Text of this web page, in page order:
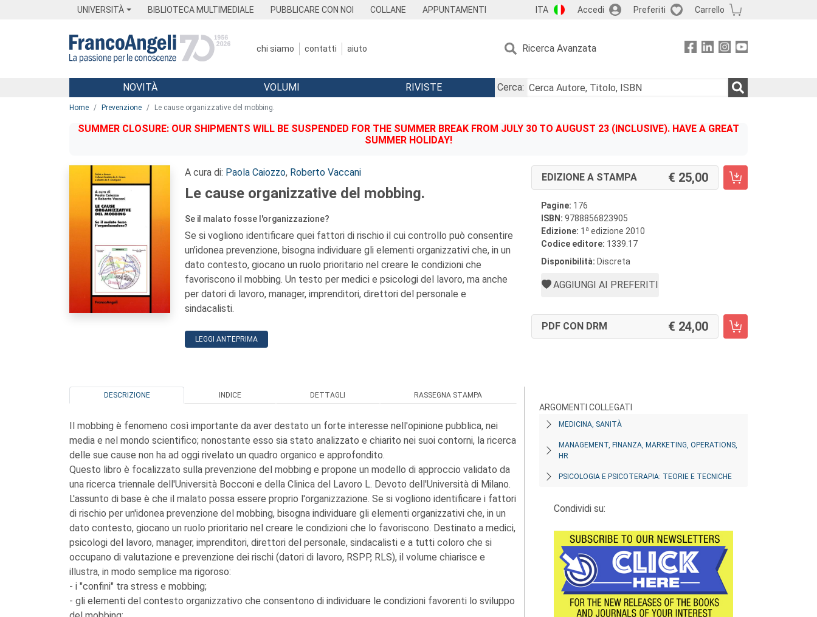
UNIVERSITÀ BIBLIOTECA MULTIMEDIALE PUBBLICARE CON NOI COLLANE APPUNTAMENTI ITA Accedi Preferiti Carrello
chi siamo contatti aiuto Ricerca Avanzata
Menu
NOVITÀ VOLUMI RIVISTE
Cerca:
Home Prevenzione Le cause organizzative del mobbing.
SUMMER CLOSURE: OUR SHIPMENTS WILL BE SUSPENDED FOR THE SUMMER BREAK FROM JULY 30 TO AUGUST 23 (INCLUSIVE). HAVE A GREAT
SUMMER HOLIDAY!
A cura di: Paola Caiozzo, Roberto Vaccani
Le cause organizzative del mobbing.
Se il malato fosse l'organizzazione?
Se si vogliono identificare quei fattori di rischio il cui controllo può consentire
un’idonea prevenzione, bisogna individuare gli elementi organizzativi che, in un
dato contesto, giocano un ruolo prioritario nel creare le condizioni che
favoriscono il mobbing. Un testo per medici e psicologi del lavoro, ma anche
per datori di lavoro, manager, imprenditori, direttori del personale e
sindacalisti.
LEGGI ANTEPRIMA
EDIZIONE A STAMPA 25,00
Pagine: 176
ISBN: 9788856823905
Edizione: 1 a edizione 2010
Codice editore: 1339.17
Disponibilità: Discreta
AGGIUNGI AI PREFERITI
PDF CON DRM 24,00
DESCRIZIONE INDICE DETTAGLI RASSEGNA STAMPA
Il mobbing è fenomeno così importante da aver destato un forte interesse nell'opinione pubblica, nei
media e nel mondo scientifico; nonostante esso sia stato analizzato e chiarito nei suoi contorni, la ricerca
delle sue cause non ha ad oggi rivelato un quadro organico e approfondito.
Questo libro è focalizzato sulla prevenzione del mobbing e propone un modello di approccio validato da
una ricerca triennale dell'Università Bocconi e della Clinica del Lavoro L. Devoto dell'Università di Milano.
L'assunto di base è che il malato possa essere proprio l'organizzazione. Se si vogliono identificare i fattori
di rischio per un'idonea prevenzione del mobbing, bisogna individuare gli elementi organizzativi che, in un
dato contesto, giocano un ruolo prioritario nel creare le condizioni che lo favoriscono. Destinato a medici,
psicologi del lavoro, manager, imprenditori, direttori del personale, sindacalisti e a tutti coloro che si
occupano di valutazione e prevenzione dei rischi (datori di lavoro, RSPP, RLS), il volume chiarisce e
illustra, in modo semplice ma rigoroso:
- i "confini" tra stress e mobbing;
- gli elementi del contesto organizzativo che consentono di individuare le condizioni favorenti lo sviluppo
ARGOMENTI COLLEGATI
MEDICINA, SANITÀ
MANAGEMENT, FINANZA, MARKETING, OPERATIONS,
HR
PSICOLOGIA E PSICOTERAPIA: TEORIE E TECNICHE
Condividi su: